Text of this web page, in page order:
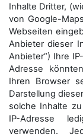
Inhalte Dritter,
von Google-
Webseiten
Anbieter dieser
Anbieter“) Ihre
Adresse
Ihren Browser
Darstellung
solche Inhalte
IP-Adresse
verwenden.